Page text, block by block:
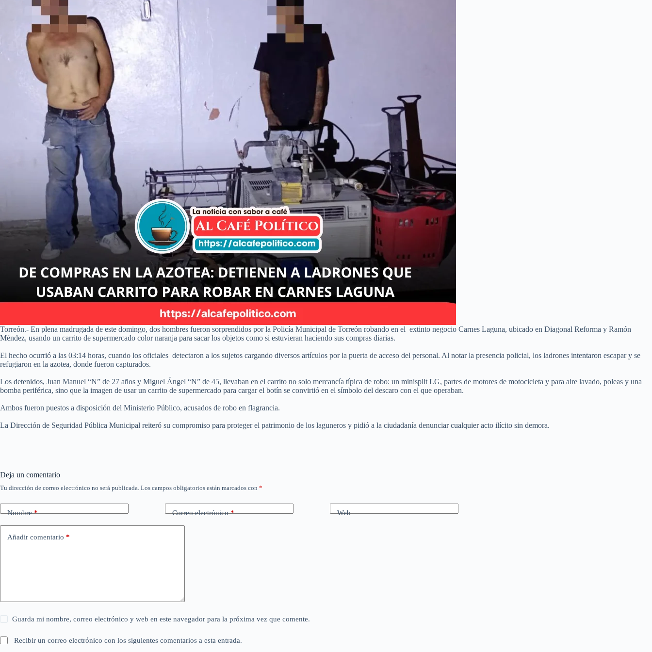
Torreón.- En plena madrugada de este domingo, dos hombres fueron sorprendidos por la Policía Municipal de Torreón robando en el extinto negocio Carnes Laguna, ubicado en Diagonal Reforma y Ramón
Méndez, usando un carrito de supermercado color naranja para sacar los objetos como si estuvieran haciendo sus compras diarias.
El hecho ocurrió a las 03:14 horas, cuando los oficiales detectaron a los sujetos cargando diversos artículos por la puerta de acceso del personal. Al notar la presencia policial, los ladrones intentaron escapar y se
refugiaron en la azotea, donde fueron capturados.
Los detenidos, Juan Manuel “N” de 27 años y Miguel Ángel “N” de 45, llevaban en el carrito no solo mercancía típica de robo: un minisplit LG, partes de motores de motocicleta y para aire lavado, poleas y una
bomba periférica, sino que la imagen de usar un carrito de supermercado para cargar el botín se convirtió en el símbolo del descaro con el que operaban.
Ambos fueron puestos a disposición del Ministerio Público, acusados de robo en flagrancia.
La Dirección de Seguridad Pública Municipal reiteró su compromiso para proteger el patrimonio de los laguneros y pidió a la ciudadanía denunciar cualquier acto ilícito sin demora.
Deja un comentario
Tu dirección de correo electrónico no será publicada. Los campos obligatorios están marcados con *
Nombre* Correo electrónico* Web
Añadir comentario *
Guarda mi nombre, correo electrónico y web en este navegador para la próxima vez que comente.
Recibir un correo electrónico con los siguientes comentarios a esta entrada.